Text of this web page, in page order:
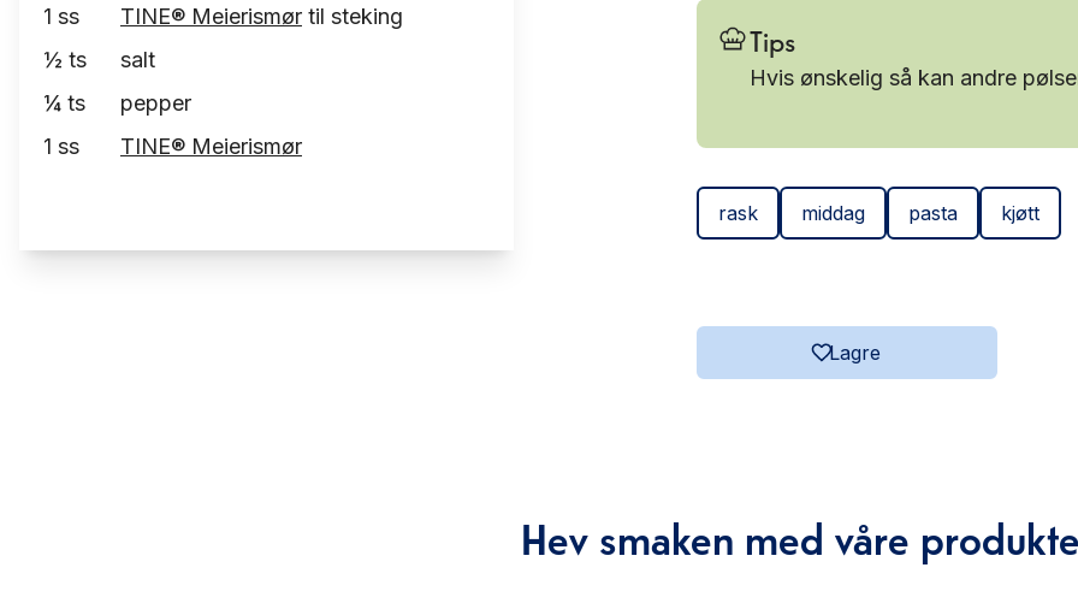
1 ss TINE® Meierismør til steking
½ ts
salt
¼ ts
pepper
1 ss TINE® Meierismør
Tips
Hvis ønskelig så kan andre
rask middag pasta kjøtt
Lagre
Hev smaken med våre